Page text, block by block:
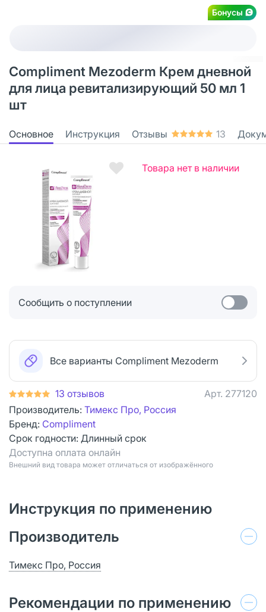
Бонусы
Compliment Mezoderm Крем дневной
для лица ревитализирующий 50 мл 1
шт
Основное Инструкция Отзывы 13
Товара нет в наличии
Сообщить о поступлении
Все варианты Compliment Mezoderm
13 отзывов Арт. 277120
Производитель: Тимекс Про, Россия
Бренд: Compliment
Срок годности: Длинный срок
Доступна оплата онлайн
Bнешний вид товара может отличаться от изображённого
Инструкция по применению
Производитель
Тимекс Про, Россия
Рекомендации по применению